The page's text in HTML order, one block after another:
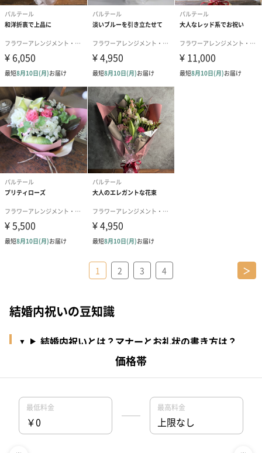
1 2 3 4 ＞
結婚内祝いの豆知識
結婚内祝いとは？マナーとお礼状の書き方は？
結婚内祝いを贈るタイミングは？
結婚内祝いを家族へ贈るときのマナーや予算は？